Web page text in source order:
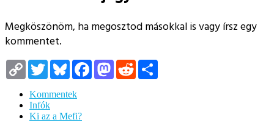
Megköszönöm, ha megosztod másokkal is vagy írsz egy
kommentet.
Copy
Link
TwitterBlueskyFacebookMastodon
Reddit
Kommentek
Infók
Ki az a Mefi?